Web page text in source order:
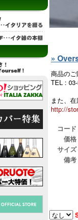
»
商品の
TEL :
また、
http://
コー
価格
サイズ
備考